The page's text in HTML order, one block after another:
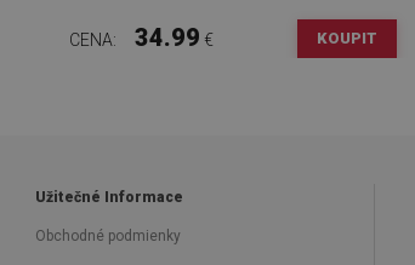
CENA: 34.99 € KOUPIT
Užitečné Informace
Obchodné podmienky